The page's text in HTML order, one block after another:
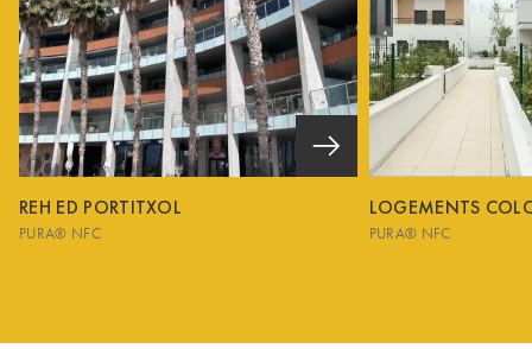
REH ED PORTITXOL
PURA® NFC
LOGEMENTS
PURA® NFC